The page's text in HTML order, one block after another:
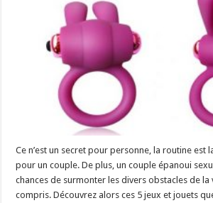
Ce n’est un secret pour personne, la routine est
pour un couple. De plus, un couple épanoui
chances de surmonter les divers obstacles de la
compris. Découvrez alors ces 5 jeux et jouets